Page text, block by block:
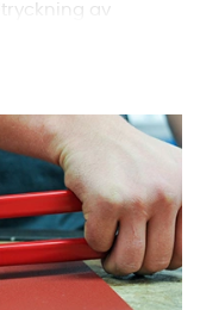
av
nyare modeller är
allsidig.